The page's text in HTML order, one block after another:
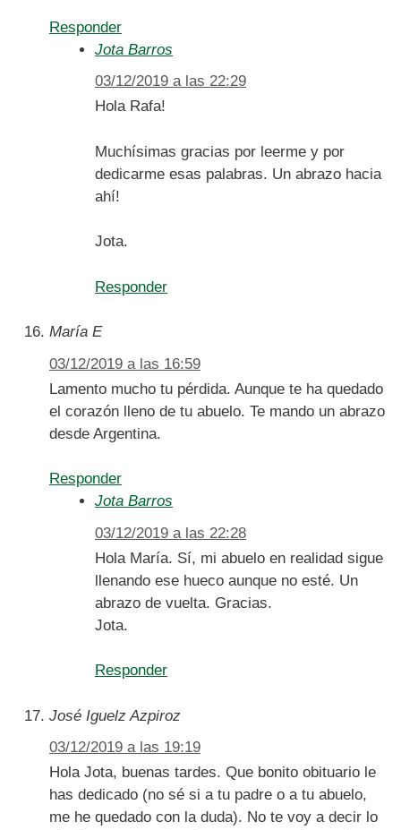
Responder
Jota Barros
03/12/2019 a las 22:29
Hola Rafa!
Muchísimas gracias por leerme y por
dedicarme esas palabras. Un abrazo hacia
ahí!
Jota.
Responder
María E
03/12/2019 a las 16:59
Lamento mucho tu pérdida. Aunque te ha quedado
el corazón lleno de tu abuelo. Te mando un abrazo
desde Argentina.
Responder
Jota Barros
03/12/2019 a las 22:28
Hola María. Sí, mi abuelo en realidad sigue
llenando ese hueco aunque no esté. Un
abrazo de vuelta. Gracias.
Jota.
Responder
José Iguelz Azpiroz
03/12/2019 a las 19:19
Hola Jota, buenas tardes. Que bonito obituario le
has dedicado (no sé si a tu padre o a tu abuelo,
me he quedado con la duda). No te voy a decir lo